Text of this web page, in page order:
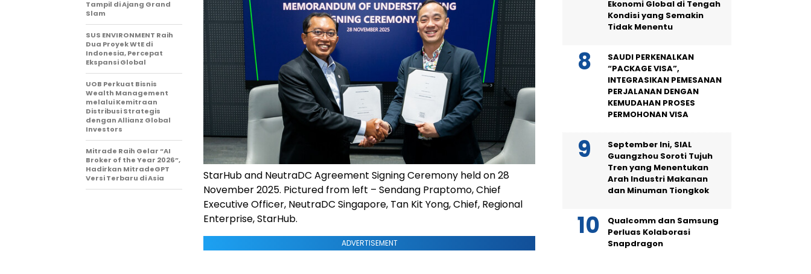
StarHub and NeutraDC Agreement Signing Ceremony held on 28
November 2025. Pictured from left – Sendang Praptomo, Chief
Executive Officer, NeutraDC Singapore, Tan Kit Yong, Chief, Regional
Enterprise, StarHub.
ADVERTISEMENT
Tampil di Ajang Grand
Slam
SUS ENVIRONMENT Raih
Dua Proyek WtE di
Indonesia, Percepat
Ekspansi Global
UOB Perkuat Bisnis
Wealth Management
melalui Kemitraan
Distribusi Strategis
dengan Allianz Global
Investors
Mitrade Raih Gelar “AI
Broker of the Year 2026”,
Hadirkan MitradeGPT
Versi Terbaru di Asia
Ekonomi Global di Tengah
Kondisi yang Semakin
Tidak Menentu
SAUDI PERKENALKAN
“PACKAGE VISA”,
INTEGRASIKAN PEMESANAN
PERJALANAN DENGAN
KEMUDAHAN PROSES
PERMOHONAN VISA
September Ini, SIAL
Guangzhou Soroti Tujuh
Tren yang Menentukan
Arah Industri Makanan
dan Minuman Tiongkok
Qualcomm dan Samsung
Perluas Kolaborasi
Snapdragon